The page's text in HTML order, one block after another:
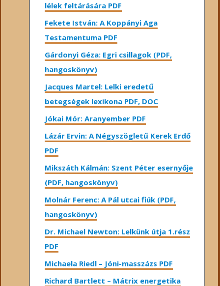
lélek feltárására PDF
Fekete István: A Koppányi Aga
Testamentuma PDF
Gárdonyi Géza: Egri csillagok (PDF,
hangoskönyv)
Jacques Martel: Lelki eredetű
betegségek lexikona PDF, DOC
Jókai Mór: Aranyember PDF
Lázár Ervin: A Négyszögletű Kerek Erdő
PDF
Mikszáth Kálmán: Szent Péter esernyője
(PDF, hangoskönyv)
Molnár Ferenc: A Pál utcai fiúk (PDF,
hangoskönyv)
Dr. Michael Newton: Lelkünk útja 1.rész
PDF
Michaela Riedl – Jóni-masszázs PDF
Richard Bartlett – Mátrix energetika